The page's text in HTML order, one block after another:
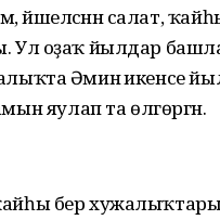
йәшелсәнән салат,
Ул оҙаҡ йылдар
Әминә икенсе
яулап та өлгөргән.
ҡайһы бер